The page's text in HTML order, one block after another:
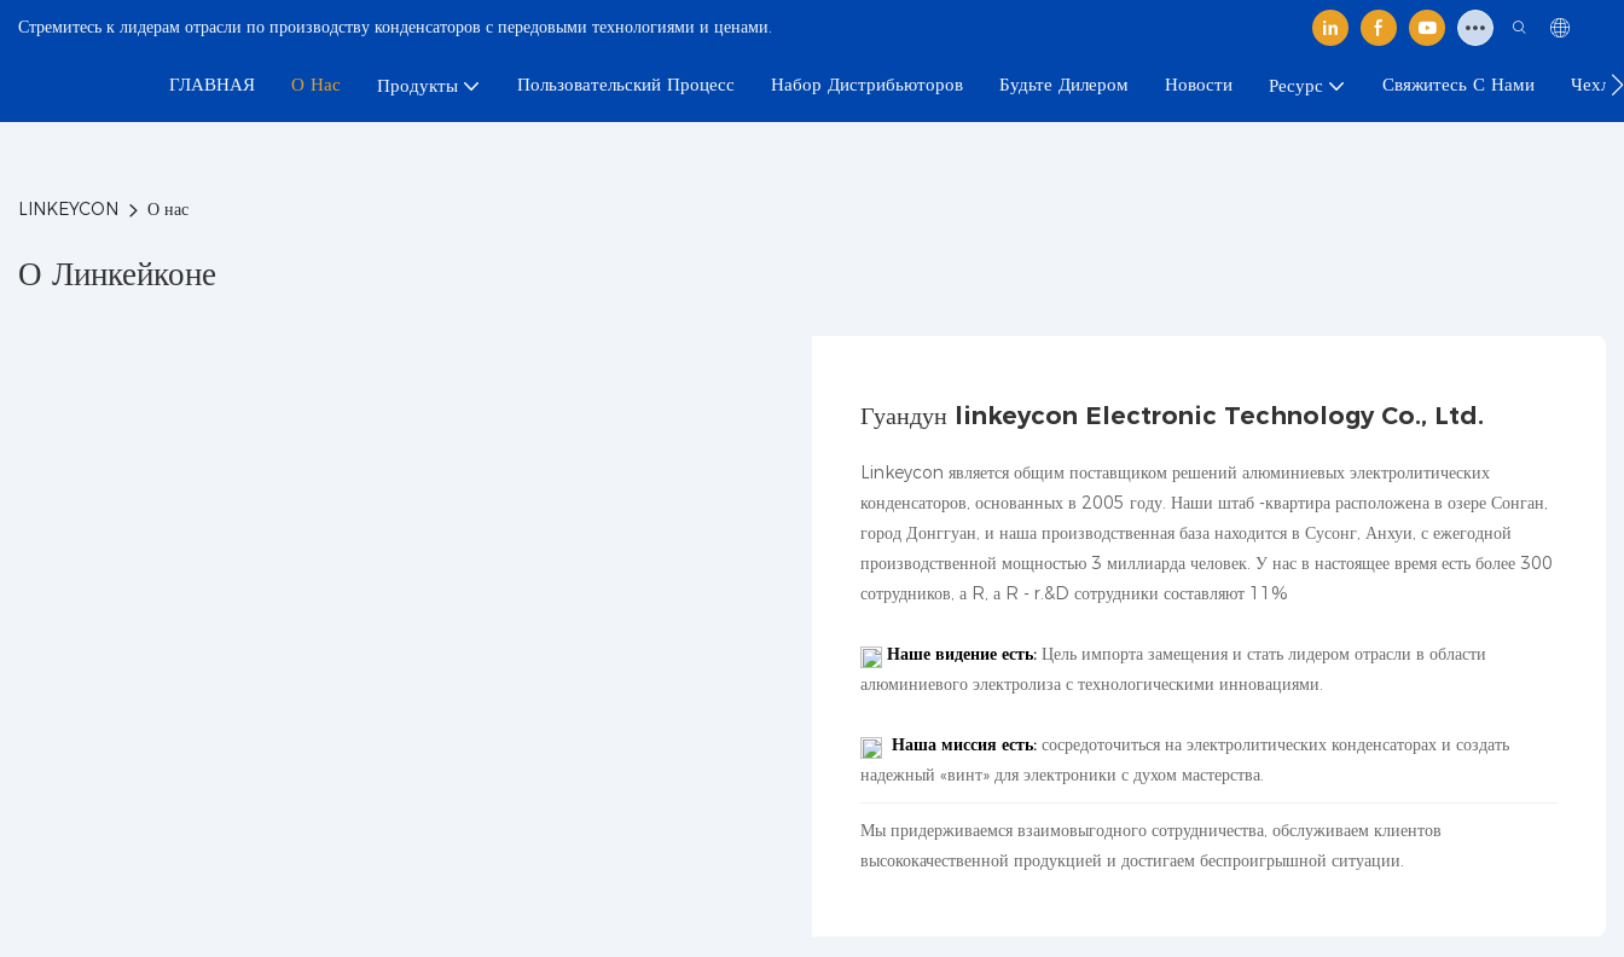
Стремитесь к лидерам отрасли по производству конденсаторов с передовыми технологиями и ценами.
ГЛАВНАЯ О Нас Продукты Пользовательский Процесс Набор Дистрибьюторов Будьте Дилером Новости Ресурс Свяжитесь С Нами Чехлы
LINKEYCON О нас
О Линкейконе
Гуандун linkeycon Electronic Technology Co., Ltd.
Linkeycon является общим поставщиком решений алюминиевых электролитических
конденсаторов, основанных в 2005 году. Наши штаб -квартира расположена в озере Сонган,
город Донггуан, и наша производственная база находится в Сусонг, Анхуи, с ежегодной
производственной мощностью 3 миллиарда человек. У нас в настоящее время есть более 300
сотрудников, а R, а R - r.&D сотрудники составляют 11%
Наше видение есть:Цель импорта замещения и стать лидером отрасли в области
алюминиевого электролиза с технологическими инновациями.
Наша миссия есть:сосредоточиться на электролитических конденсаторах и создать
надежный «винт» для электроники с духом мастерства.
Мы придерживаемся взаимовыгодного сотрудничества, обслуживаем клиентов
высококачественной продукцией и достигаем беспроигрышной ситуации.